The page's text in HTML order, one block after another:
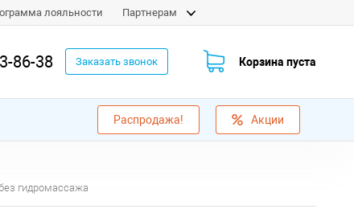
лояльности Партнерам
86-38 Заказать звонок Корзина пуста
Распродажа! Акции
гидромассажа